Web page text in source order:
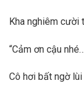
Kha nghiêm cười
“Cảm ơn cậu
Cô hơi bất ngờ lùi